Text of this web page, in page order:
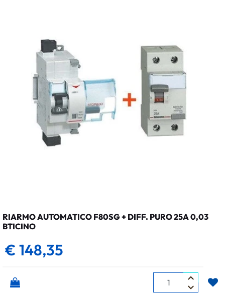
RIARMO AUTOMATICO F80SG + DIFF. PURO 25A 0,03
BTICINO
€ 148,35
Quantità